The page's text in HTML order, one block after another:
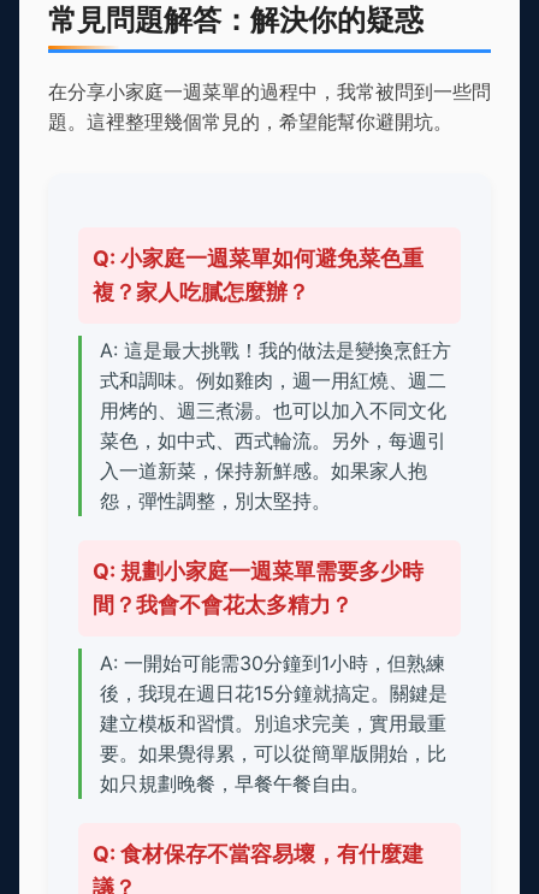
常見問題解答：解決你的疑惑
在分享小家庭一週菜單的過程中，我常被問到一些問
題。這裡整理幾個常見的，希望能幫你避開坑。
Q: 小家庭一週菜單如何避免菜色重
複？家人吃膩怎麼辦？
A: 這是最大挑戰！我的做法是變換烹飪方
式和調味。例如雞肉，週一用紅燒、週二
用烤的、週三煮湯。也可以加入不同文化
菜色，如中式、西式輪流。另外，每週引
入一道新菜，保持新鮮感。如果家人抱
怨，彈性調整，別太堅持。
Q: 規劃小家庭一週菜單需要多少時
間？我會不會花太多精力？
A: 一開始可能需30分鐘到1小時，但熟練
後，我現在週日花15分鐘就搞定。關鍵是
建立模板和習慣。別追求完美，實用最重
要。如果覺得累，可以從簡單版開始，比
如只規劃晚餐，早餐午餐自由。
Q: 食材保存不當容易壞，有什麼建
議？